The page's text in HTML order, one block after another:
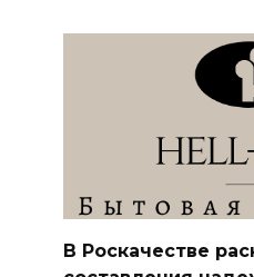
В Роскачестве